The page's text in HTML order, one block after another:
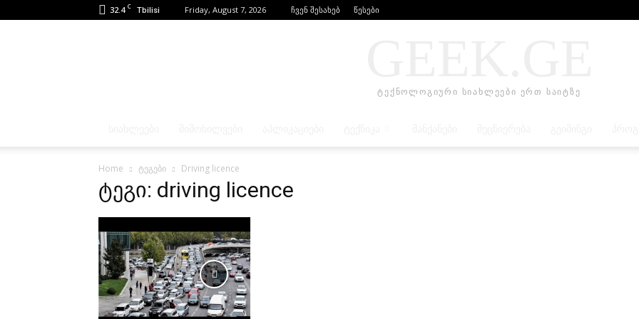
32.4 C Tbilisi Friday, August 7, 2026 ჩვენ შესახებ წესები
ტექნოლოგიური სიახლეები ერთ საიტზე
Home ტეგები Driving licence
ტეგი: driving licence